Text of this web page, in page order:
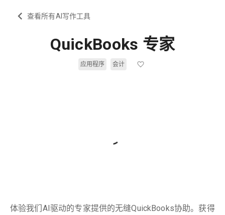
查看所有AI写作工具
QuickBooks 专家
应用程序 会计
体验我们AI驱动的专家提供的无缝QuickBooks协助。获得